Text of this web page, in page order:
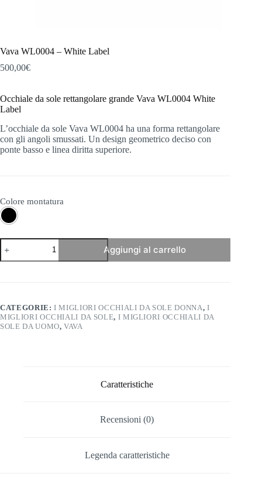
Vava WL0004 – White Label
500,00€
Occhiale da sole rettangolare grande Vava WL0004 White
Label
L’occhiale da sole Vava WL0004 ha una forma rettangolare
con gli angoli smussati. Un design geometrico deciso con
ponte basso e linea diritta superiore.
Colore montatura
Vava
WL0004
-
Aggiungi al carrello
CATEGORIE:I MIGLIORI OCCHIALI DA SOLE DONNA, I
MIGLIORI OCCHIALI DA SOLE, I MIGLIORI OCCHIALI DA
SOLE DA UOMO,VAVA
Caratteristiche
Recensioni (0)
Legenda caratteristiche